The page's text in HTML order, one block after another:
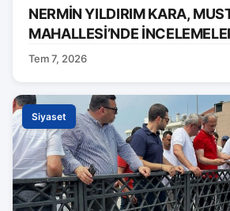
NERMİN YILDIRIM KARA,
MAHALLESİ’NDE
Tem 7, 2026
Siyaset